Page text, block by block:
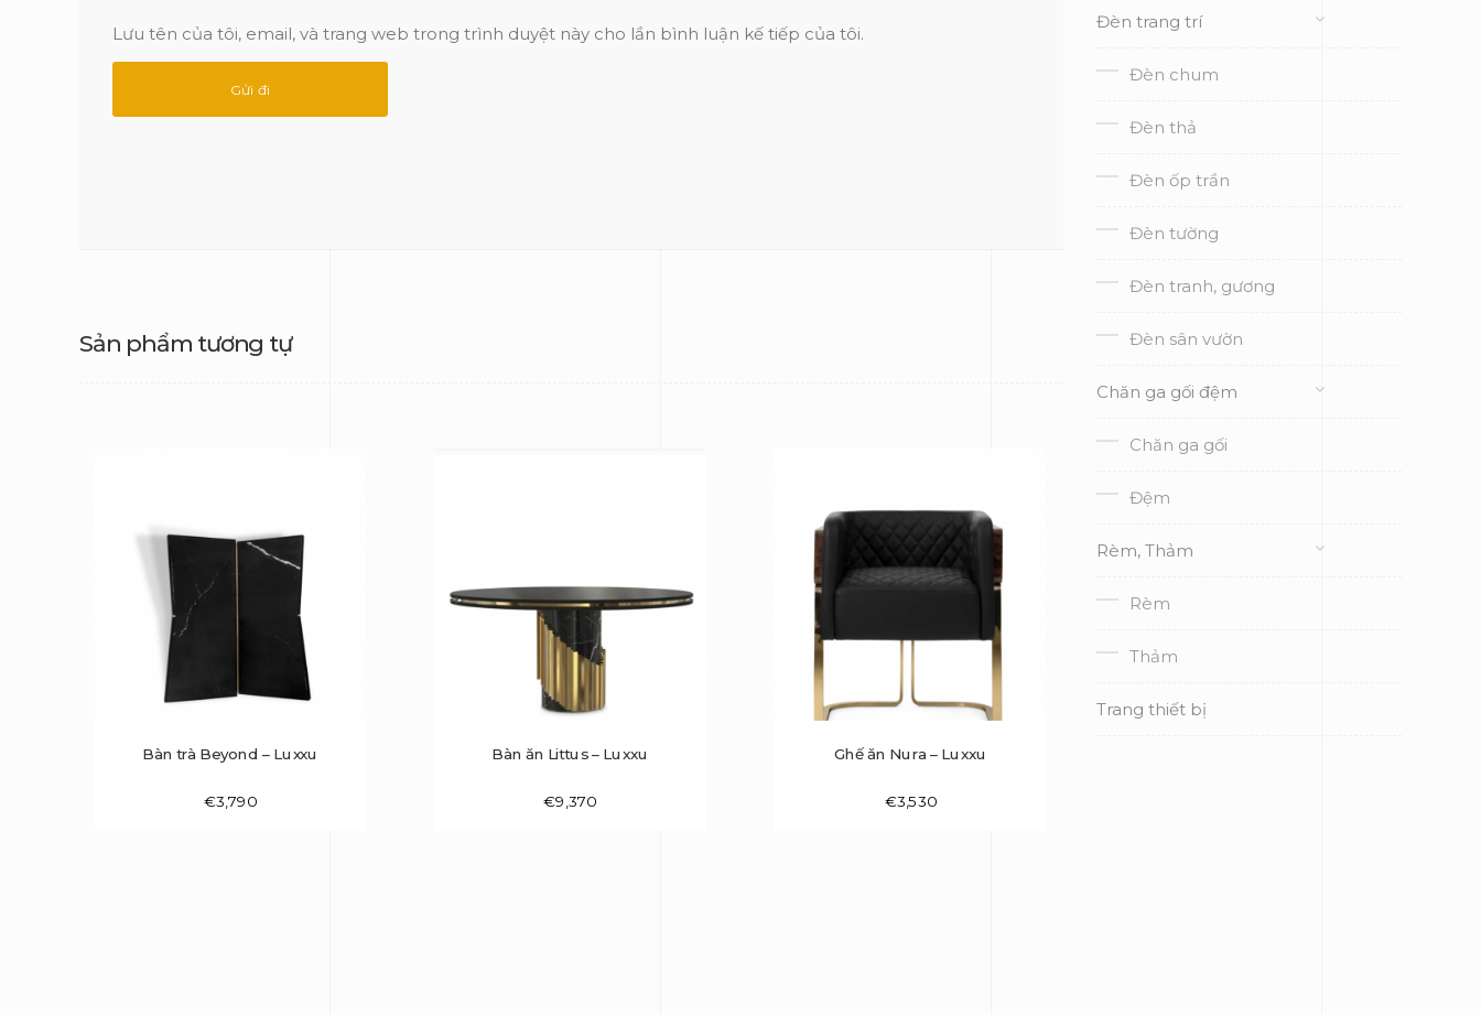
Lưu tên của tôi, email, và trang web trong trình duyệt này cho lần bình luận kế tiếp của tôi.
Sản phẩm tương tự
Bàn trà Beyond – Luxxu
€3,790
Bàn ăn Littus – Luxxu
€9,370
Ghế ăn Nura – Luxxu
€3,530
Đèn trang trí
Đèn chum
Đèn thả
Đèn ốp trần
Đèn tường
Đèn tranh, gương
Đèn sân vườn
Chăn ga gối đệm
Chăn ga gối
Đệm
Rèm, Thảm
Rèm
Thảm
Trang thiết bị